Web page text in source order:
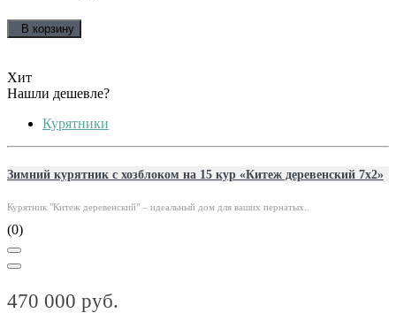
В корзину
Хит
Нашли дешевле?
Курятники
Зимний курятник с хозблоком на 15 кур «Китеж деревенский 7х2»
Курятник "Китеж деревенский" – идеальный дом для ваших пернатых..
(0)
470 000 руб.